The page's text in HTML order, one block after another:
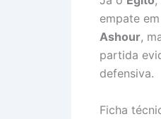
empate
Ashour,
partida
defensiva.
Ficha